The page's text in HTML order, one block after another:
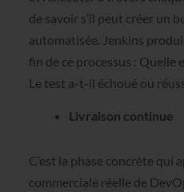
de savoir s’il peut créer un
automatisée. Jenkins
fin de ce processus : Quelle
Le test a-t-il échoué ou
Livraison continue
C’est la phase concrète qui
commerciale réelle de